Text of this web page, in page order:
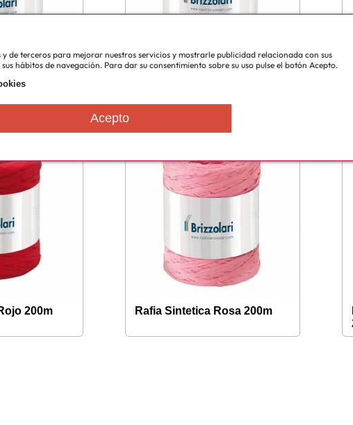
200m
200m Rafia Sintetica Rosa 200m
y de terceros para mejorar nuestros servicios y mostrarle publicidad relacionada con sus
hábitos de navegación. Para dar su consentimiento sobre su uso pulse el botón Acepto.